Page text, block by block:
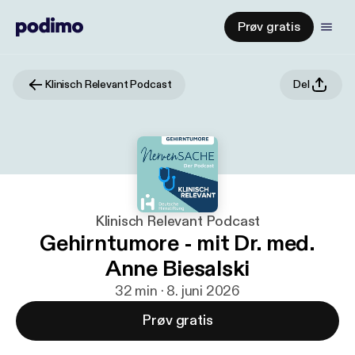
Prøv gratis
Klinisch Relevant Podcast Del
Klinisch Relevant Podcast
Gehirntumore - mit Dr. med.
Anne Biesalski
32 min · 8. juni 2026
Prøv gratis